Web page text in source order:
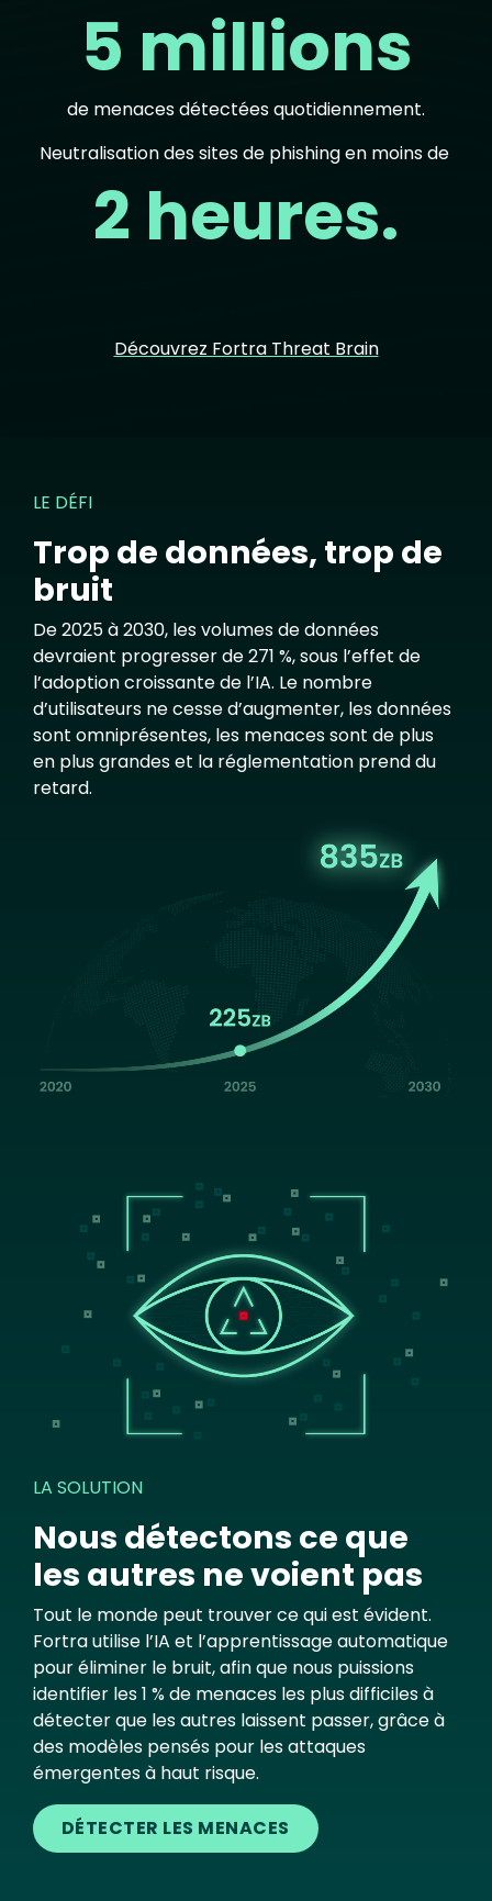
5 millions
de menaces détectées quotidiennement.
Neutralisation des sites de phishing en moins de
2 heures.
Découvrez Fortra Threat Brain
LE DÉFI
Trop de données, trop de
bruit
De 2025 à 2030, les volumes de données
devraient progresser de 271 %, sous l’effet de
l’adoption croissante de l’IA. Le nombre
d’utilisateurs ne cesse d’augmenter, les données
sont omniprésentes, les menaces sont de plus
en plus grandes et la réglementation prend du
retard.
LA SOLUTION
Nous détectons ce que
les autres ne voient pas
Tout le monde peut trouver ce qui est évident.
Fortra utilise l’IA et l’apprentissage automatique
pour éliminer le bruit, afin que nous puissions
identifier les 1 % de menaces les plus difficiles à
détecter que les autres laissent passer, grâce à
des modèles pensés pour les attaques
émergentes à haut risque.
DÉTECTER LES MENACES